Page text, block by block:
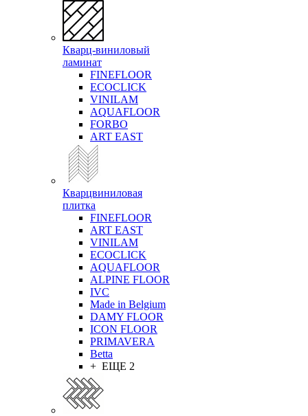
Кварц-виниловый
ламинат
FINEFLOOR
ECOCLICK
VINILAM
AQUAFLOOR
FORBO
ART EAST
Кварцвиниловая
плитка
FINEFLOOR
ART EAST
VINILAM
ECOCLICK
AQUAFLOOR
ALPINE FLOOR
IVC
Made in Belgium
DAMY FLOOR
ICON FLOOR
PRIMAVERA
Betta
+ ЕЩЕ 2